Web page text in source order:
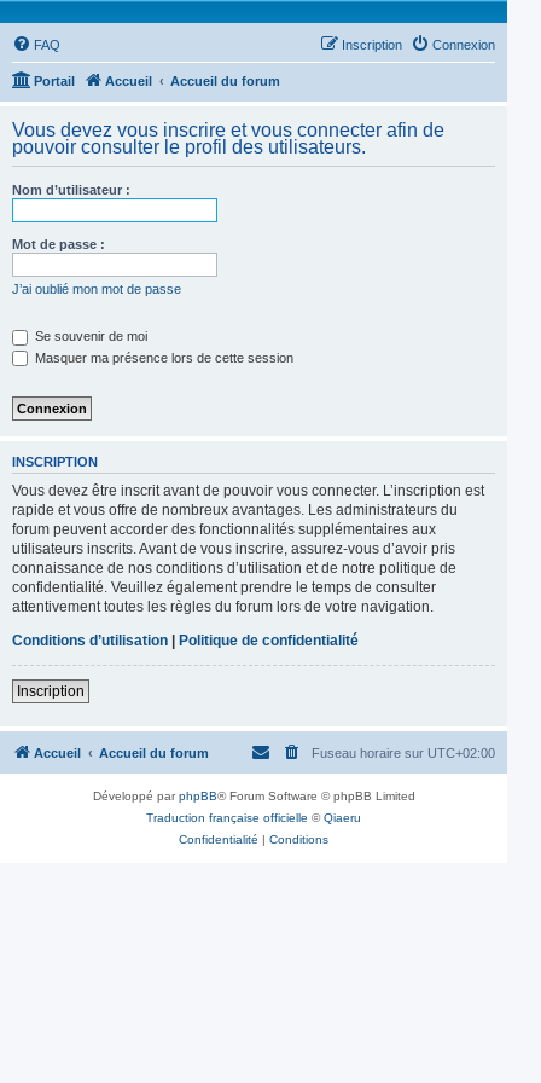
FAQ Connexion
Inscription
Portail Accueil Accueil du forum
Vous devez vous inscrire et vous connecter afin de
pouvoir consulter le profil des utilisateurs.
Nom d’utilisateur :
Mot de passe :
J’ai oublié mon mot de passe
Se souvenir de moi
Masquer ma présence lors de cette session
INSCRIPTION
Vous devez être inscrit avant de pouvoir vous connecter. L’inscription est
rapide et vous offre de nombreux avantages. Les administrateurs du
forum peuvent accorder des fonctionnalités supplémentaires aux
utilisateurs inscrits. Avant de vous inscrire, assurez-vous d’avoir pris
connaissance de nos conditions d’utilisation et de notre politique de
confidentialité. Veuillez également prendre le temps de consulter
attentivement toutes les règles du forum lors de votre navigation.
Conditions d’utilisation | Politique de confidentialité
Inscription
Accueil Accueil du forum Fuseau horaire sur UTC+02:00
Développé parphpBB® Forum Software © phpBB Limited
Traduction française officielle ©Qiaeru
Confidentialité | Conditions